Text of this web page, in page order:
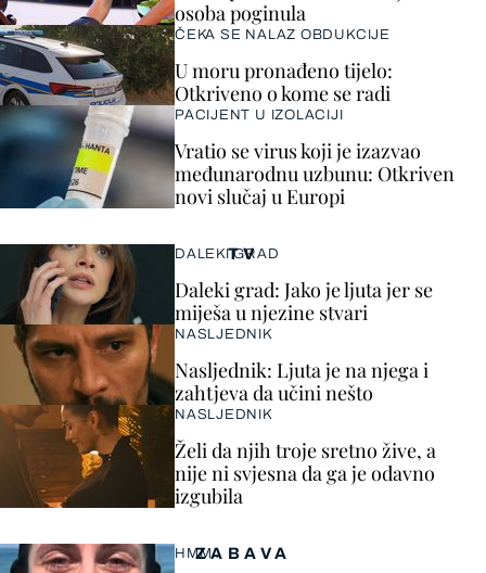
osoba poginula
ČEKA SE NALAZ OBDUKCIJE
U moru pronađeno tijelo:
Otkriveno o kome se radi
PACIJENT U IZOLACIJI
Vratio se virus koji je izazvao
međunarodnu uzbunu: Otkriven
novi slučaj u Europi
ZABAVA
HMM…
TV
DALEKI GRAD
Daleki grad: Jako je ljuta jer se
miješa u njezine stvari
NASLJEDNIK
Nasljednik: Ljuta je na njega i
zahtjeva da učini nešto
NASLJEDNIK
Želi da njih troje sretno žive, a
nije ni svjesna da ga je odavno
izgubila